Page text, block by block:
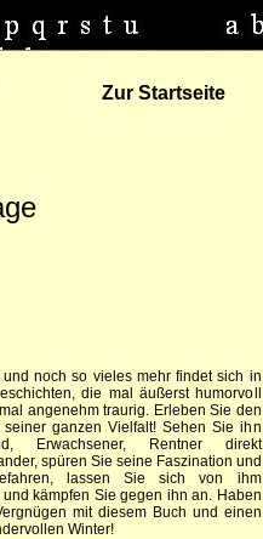
Zur Startseite
noch so vieles mehr findet sich in
die mal äußerst humorvoll
angenehm traurig. Erleben Sie den
seiner ganzen Vielfalt! Sehen Sie ihn
Erwachsener, Rentner direkt
spüren Sie seine Faszination und
lassen Sie sich von ihm
und kämpfen Sie gegen ihn an. Haben
mit diesem Buch und einen
Winter!